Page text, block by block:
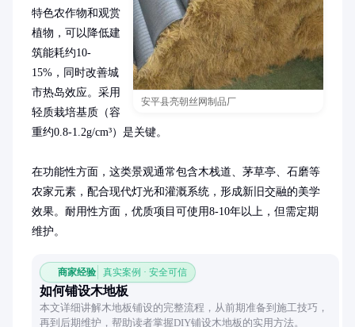
安平县亮朝丝网制品厂
特色农作物和观赏
植物，可以降低建
筑能耗约10-
15%，同时改善城
市热岛效应。采用
轻质栽培基质（容
重约0.8-1.2g/cm³）是关键。
在功能性方面，这类景观通常包含木栈道、茅草亭、石磨等
农家元素，配合现代灯光和灌溉系统，形成新旧交融的美学
效果。耐用性方面，优质项目可使用8-10年以上，但需定期
维护。
商家经验 真实案例 · 安全可信
如何铺设木地板
本文详细讲解木地板铺设的完整流程，从前期准备到施工技巧，
再到后期维护，帮助读者掌握DIY铺设木地板的实用方法。